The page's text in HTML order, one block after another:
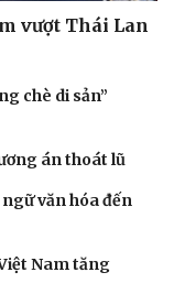
vượt Thái Lan
chè di sản”
án thoát lũ
văn hóa đến
Nam tăng